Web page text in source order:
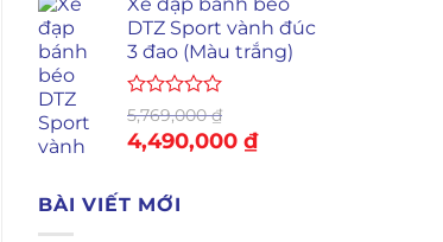
5
sao
là:
5,769,000 ₫.
tại
là:
4,490,000 ₫.
DTZ Sport vành đúc
3 đao (Màu trắng)
Được
xếp
hạng
sao
5,769,000₫
Giá
5,769,000 ₫.
4,490,000 ₫Giá
BÀI VIẾT MỚI